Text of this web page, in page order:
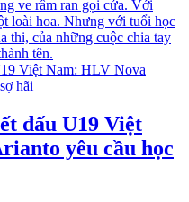
ve râm ran gọi cửa. Với
loài hoa. Nhưng với tuổi học
thi, của những cuộc chia tay
tên.
đấu U19 Việt
yêu cầu học